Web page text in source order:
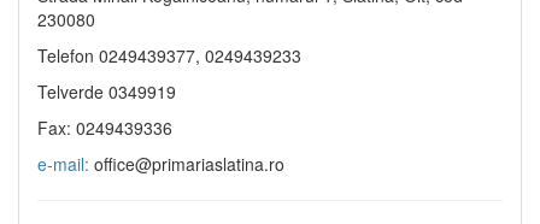
230080
Telefon 0249439377, 0249439233
Telverde 0349919
Fax: 0249439336
e-mail: office@primariaslatina.ro